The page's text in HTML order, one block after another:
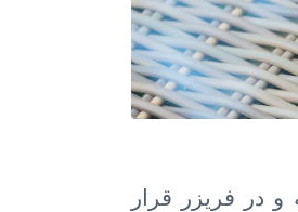
در فریزر قرار